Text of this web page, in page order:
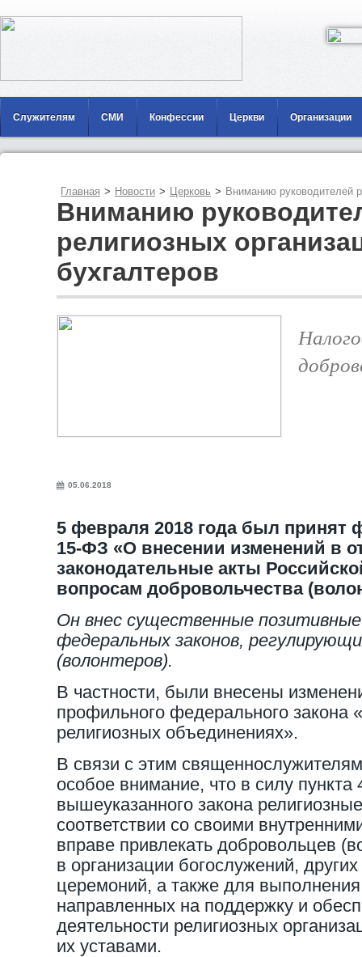
Служителям СМИ Конфессии Церкви Организации
Главная > Новости > Церковь > Вниманию руководителей
Вниманию
религиозных
бухгалтеров
05.06.2018
5 февраля 2018 года был
15-ФЗ «О внесении изменений в
законодательные акты
вопросам добровольчества
Он внес существенные
федеральных законов,
(волонтеров).
В частности, были внесены
профильного федерального закона
религиозных объединениях».
В связи с этим
особое внимание, что в силу пункта
вышеуказанного закона
соответствии со своими
вправе привлекать добровольцев
в организации богослужений,
церемоний, а также для выполнения
направленных на поддержку и
деятельности религиозных
их уставами.